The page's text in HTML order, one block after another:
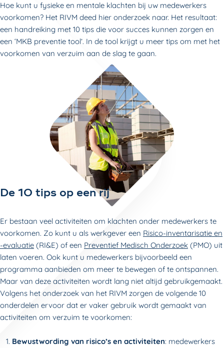
Hoe kunt u fysieke en mentale klachten bij uw medewerkers
voorkomen? Het RIVM deed hier onderzoek naar. Het resultaat:
een handreiking met 10 tips die voor succes kunnen zorgen en
een ‘MKB preventie tool’. In de tool krijgt u meer tips om met het
voorkomen van verzuim aan de slag te gaan.
De 10 tips op een rij
Er bestaan veel activiteiten om klachten onder medewerkers te
voorkomen. Zo kunt u als werkgever een Risico-inventarisatie en
-evaluatie (RI&E) of een Preventief Medisch Onderzoek (PMO) uit
laten voeren. Ook kunt u medewerkers bijvoorbeeld een
programma aanbieden om meer te bewegen of te ontspannen.
Maar van deze activiteiten wordt lang niet altijd gebruikgemaakt.
Volgens het onderzoek van het RIVM zorgen de volgende 10
onderdelen ervoor dat er vaker gebruik wordt gemaakt van
activiteiten om verzuim te voorkomen:
Bewustwording van risico’s en activiteiten: medewerkers